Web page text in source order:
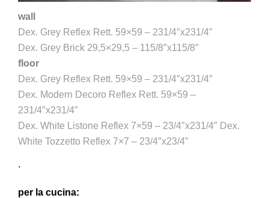
wall
Dex. Grey Reflex Rett. 59×59 – 231/4″x231/4″
Dex. Grey Brick 29,5×29,5 – 115/8″x115/8″
floor
Dex. Grey Reflex Rett. 59×59 – 231/4″x231/4″
Dex. Modern Decoro Reflex Rett. 59×59 –
231/4″x231/4″
Dex. White Listone Reflex 7×59 – 23/4″x231/4″ Dex.
White Tozzetto Reflex 7×7 – 23/4″x23/4″
.
per la cucina: